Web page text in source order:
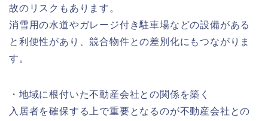
故のリスクもあります。
消雪用の水道やガレージ付き駐車場などの設備がある
と利便性があり、競合物件との差別化にもつながりま
す。
・地域に根付いた不動産会社との関係を築く
入居者を確保する上で重要となるのが不動産会社との